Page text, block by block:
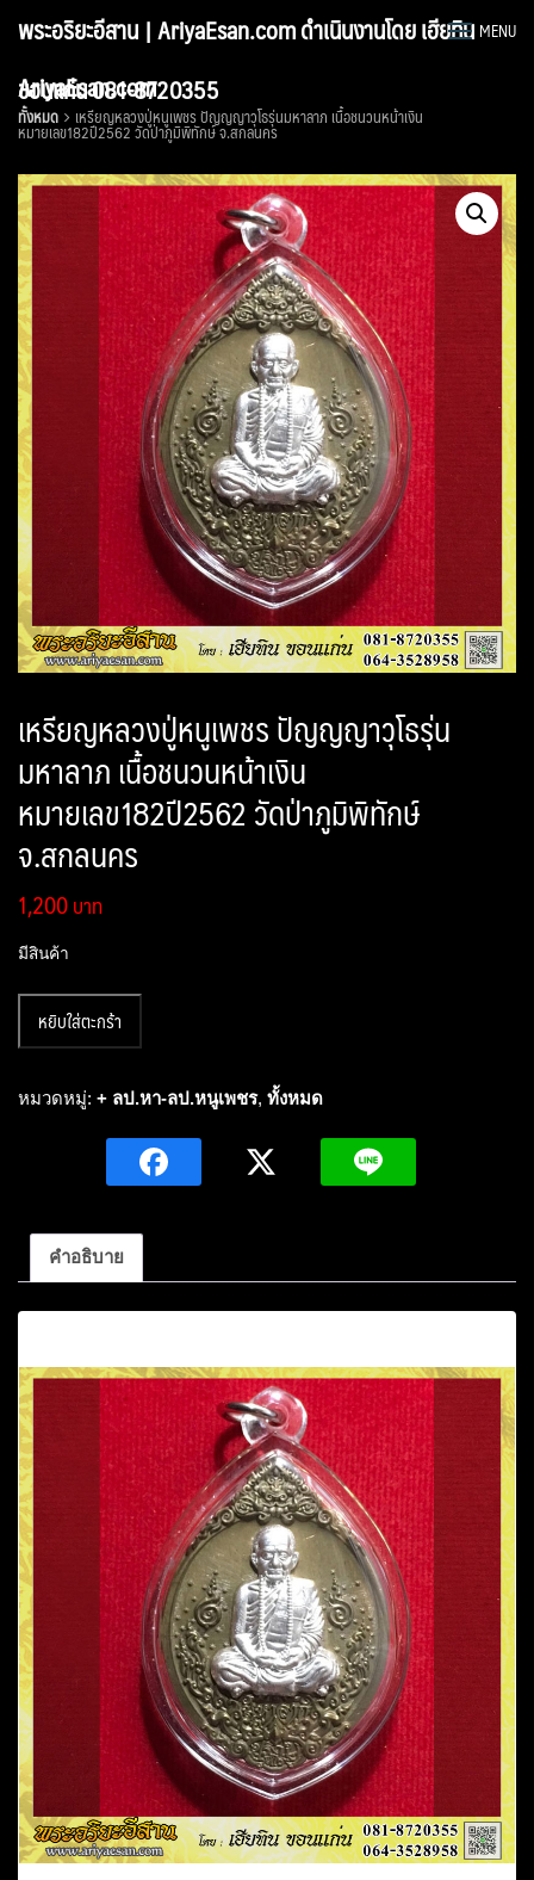
พระอริยะอีสาน | AriyaEsan.com ดำเนินงานโดย เฮียทิน
ขอนแก่น 081-8720355
MENU
AriyaEsan.com
ทั้งหมด เหรียญหลวงปู่หนูเพชร ปัญญญาวุโธรุ่นมหาลาภ เนื้อชนวนหน้าเงิน
หมายเลข182ปี2562 วัดป่าภูมิพิทักษ์ จ.สกลนคร
เหรียญหลวงปู่หนูเพชร ปัญญญาวุโธรุ่น
มหาลาภ เนื้อชนวนหน้าเงิน
หมายเลข182ปี2562 วัดป่าภูมิพิทักษ์
จ.สกลนคร
1,200
มีสินค้า
เหรียญ
ปู่
มหาลาภ
หน้า
หมายเลข182ปี2562
วัด
ป่า
ภูมิ
พิทักษ์
จ.สกลนคร
ชิ้น
หยิบใส่ตะกร้า
หมวดหมู่: + ลป.หา-ลป.หนูเพชร, ทั้งหมด
คำอธิบาย